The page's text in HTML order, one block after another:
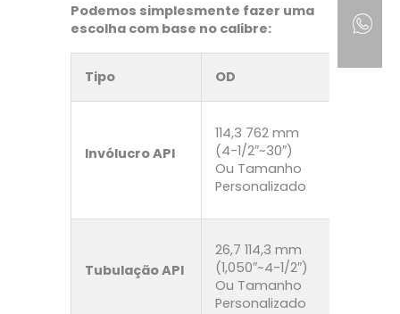
Podemos simplesmente fazer uma
escolha com base no calibre:
Tipo OD
Invólucro API
114,3 762 mm
(4-1/2″~30″)
Ou Tamanho
Personalizado
Tubulação API
26,7 114,3 mm
(1,050″~4-1/2″)
Ou Tamanho
Personalizado